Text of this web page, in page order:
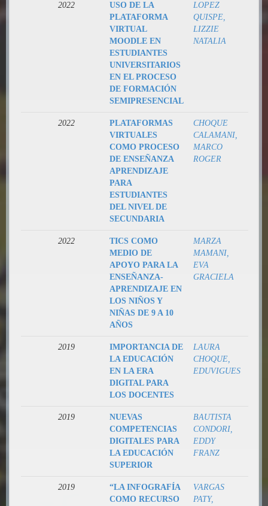
2022
USO DE LA
PLATAFORMA
VIRTUAL
MOODLE EN
ESTUDIANTES
UNIVERSITARIOS
EN EL PROCESO
DE FORMACIÓN
SEMIPRESENCIAL
LOPEZ
QUISPE,
LIZZIE
NATALIA
2022
PLATAFORMAS
VIRTUALES
COMO PROCESO
DE ENSEÑANZA
APRENDIZAJE
PARA
ESTUDIANTES
DEL NIVEL DE
SECUNDARIA
CHOQUE
CALAMANI,
MARCO
ROGER
2022
TICS COMO
MEDIO DE
APOYO PARA LA
ENSEÑANZA-
APRENDIZAJE EN
LOS NIÑOS Y
NIÑAS DE 9 A 10
AÑOS
MARZA
MAMANI,
EVA
GRACIELA
2019
IMPORTANCIA DE
LA EDUCACIÓN
EN LA ERA
DIGITAL PARA
LOS DOCENTES
LAURA
CHOQUE,
EDUVIGUES
2019
NUEVAS
COMPETENCIAS
DIGITALES PARA
LA EDUCACIÓN
SUPERIOR
BAUTISTA
CONDORI,
EDDY
FRANZ
2019
“LA INFOGRAFÍA
COMO RECURSO
VARGAS
PATY,